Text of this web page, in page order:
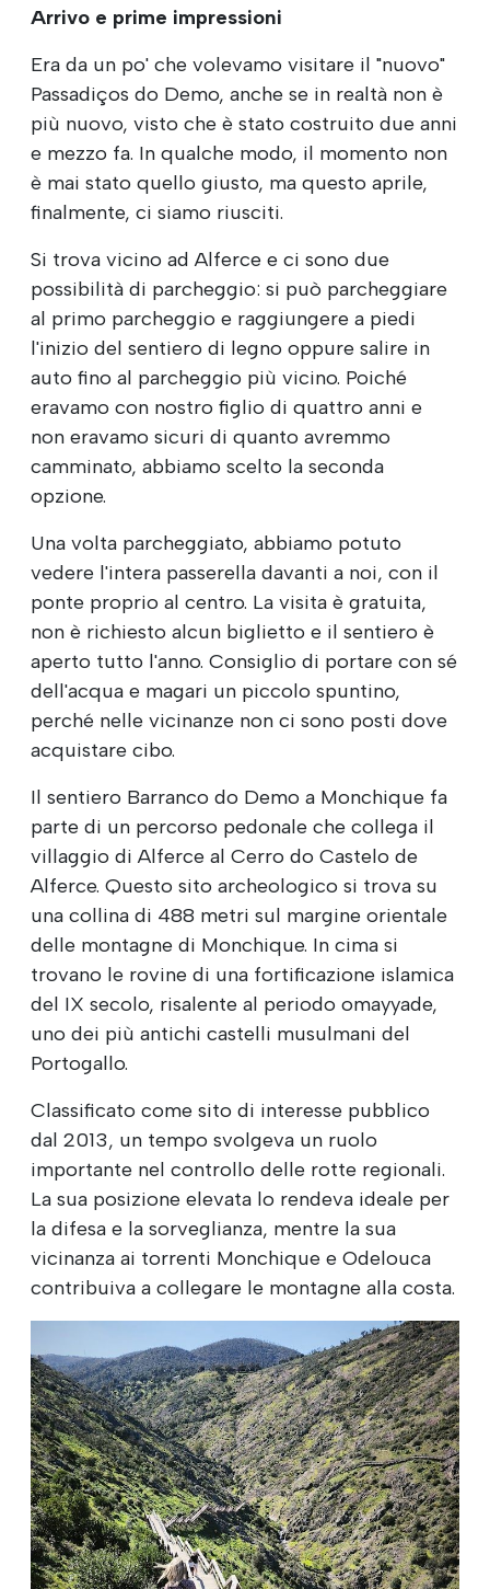
Arrivo e prime impressioni
Era da un po' che volevamo visitare il "nuovo"
Passadiços do Demo, anche se in realtà non è
più nuovo, visto che è stato costruito due anni
e mezzo fa. In qualche modo, il momento non
è mai stato quello giusto, ma questo aprile,
finalmente, ci siamo riusciti.
Si trova vicino ad Alferce e ci sono due
possibilità di parcheggio: si può parcheggiare
al primo parcheggio e raggiungere a piedi
l'inizio del sentiero di legno oppure salire in
auto fino al parcheggio più vicino. Poiché
eravamo con nostro figlio di quattro anni e
non eravamo sicuri di quanto avremmo
camminato, abbiamo scelto la seconda
opzione.
Una volta parcheggiato, abbiamo potuto
vedere l'intera passerella davanti a noi, con il
ponte proprio al centro. La visita è gratuita,
non è richiesto alcun biglietto e il sentiero è
aperto tutto l'anno. Consiglio di portare con sé
dell'acqua e magari un piccolo spuntino,
perché nelle vicinanze non ci sono posti dove
acquistare cibo.
Il sentiero Barranco do Demo a Monchique fa
parte di un percorso pedonale che collega il
villaggio di Alferce al Cerro do Castelo de
Alferce. Questo sito archeologico si trova su
una collina di 488 metri sul margine orientale
delle montagne di Monchique. In cima si
trovano le rovine di una fortificazione islamica
del IX secolo, risalente al periodo omayyade,
uno dei più antichi castelli musulmani del
Portogallo.
Classificato come sito di interesse pubblico
dal 2013, un tempo svolgeva un ruolo
importante nel controllo delle rotte regionali.
La sua posizione elevata lo rendeva ideale per
la difesa e la sorveglianza, mentre la sua
vicinanza ai torrenti Monchique e Odelouca
contribuiva a collegare le montagne alla costa.